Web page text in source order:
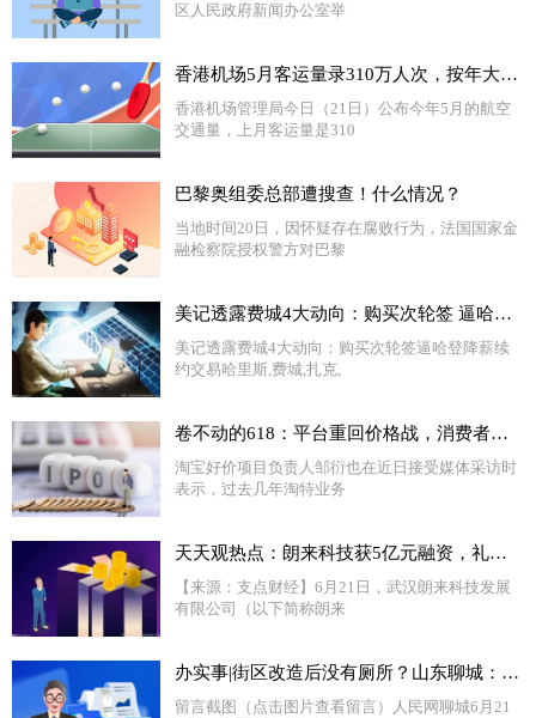
区人民政府新闻办公室举
香港机场5月客运量录310万人次，按年大增17倍 天天热头条
香港机场管理局今日（21日）公布今年5月的航空
交通量，上月客运量是310
巴黎奥组委总部遭搜查！什么情况？
当地时间20日，因怀疑存在腐败行为，法国国家金
融检察院授权警方对巴黎
美记透露费城4大动向：购买次轮签 逼哈登降薪续约 交易哈里斯-天天视点
美记透露费城4大动向：购买次轮签逼哈登降薪续
约交易哈里斯,费城,扎克,
卷不动的618：平台重回价格战，消费者却越来越冷静了|天天快资讯
淘宝好价项目负责人邹衍也在近日接受媒体采访时
表示，过去几年淘特业务
天天观热点：朗来科技获5亿元融资，礼来亚洲基金首次投资湖北
【来源：支点财经】6月21日，武汉朗来科技发展
有限公司（以下简称朗来
办实事|街区改造后没有厕所？山东聊城：安排！-天天热头条
留言截图（点击图片查看留言）人民网聊城6月21